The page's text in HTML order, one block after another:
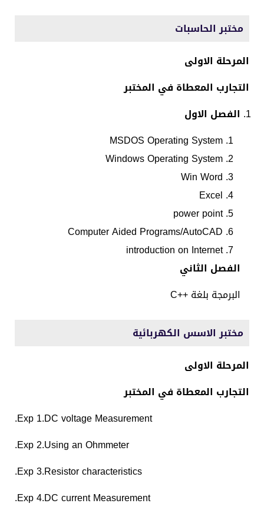
مختبر الحاسبات
المرحلة الاولى
التجارب المعطاة في المختبر
الفصل الاول
MSDOS Operating System
Windows Operating System
Win Word
Excel
power point
Computer Aided Programs/AutoCAD
introduction on Internet
الفصل الثاني
البرمجة بلغةC++
مختبر الاسس الكهربائية
المرحلة الاولى
التجارب المعطاة في المختبر
Exp 1.DC voltage Measurement.
Exp 2.Using an Ohmmeter.
Exp 3.Resistor characteristics.
Exp 4.DC current Measurement.